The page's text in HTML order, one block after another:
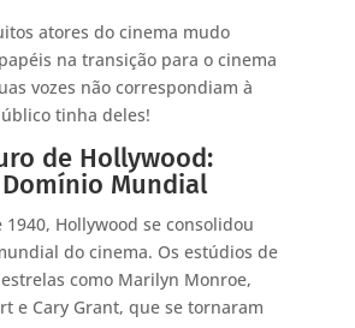
atores do cinema mudo
na transição para o cinema
vozes não correspondiam à
tinha deles!
de Hollywood:
Mundial
1940, Hollywood se consolidou
do cinema. Os estúdios de
como Marilyn Monroe,
e Cary Grant, que se tornaram